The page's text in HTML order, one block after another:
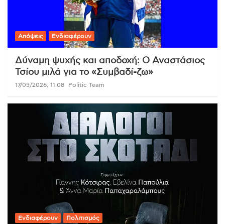
Απόψεις Ενδιαφέρουν
Δύναμη ψυχής και αποδοχή: Ο Αναστάσιος
Τσίου μιλά για το «Συμβαδί-ζω»
17/05/2026, 11:08 Politic Team
Ενδιαφέρουν Πολιτισμός